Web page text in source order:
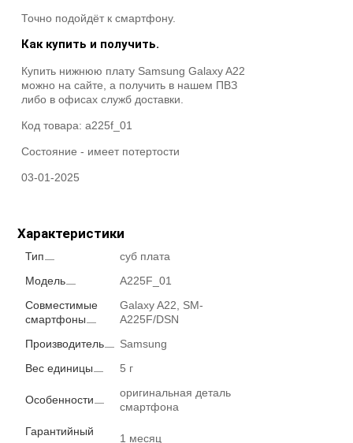
Точно подойдёт к смартфону.
Как купить и получить.
Купить нижнюю плату Samsung Galaxy A22
можно на сайте, а получить в нашем ПВЗ
либо в офисах служб доставки.
Код товара: a225f_01
Состояние - имеет потертости
03-01-2025
Характеристики
Тип
суб плата
Модель
A225F_01
Совместимые
смартфоны
Galaxy A22, SM-
A225F/DSN
Производитель
Samsung
Вес единицы
5 г
Особенности
оригинальная деталь
смартфона
Гарантийный
1 месяц